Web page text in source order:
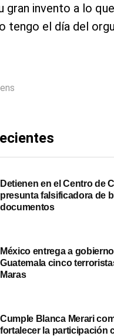
gran invento a lo
tengo el día del
Detienen en el Centro de
presunta falsificadora de
documentos
México entrega a
Guatemala cinco
Maras
Cumple Blanca Merari
fortalecer la participación